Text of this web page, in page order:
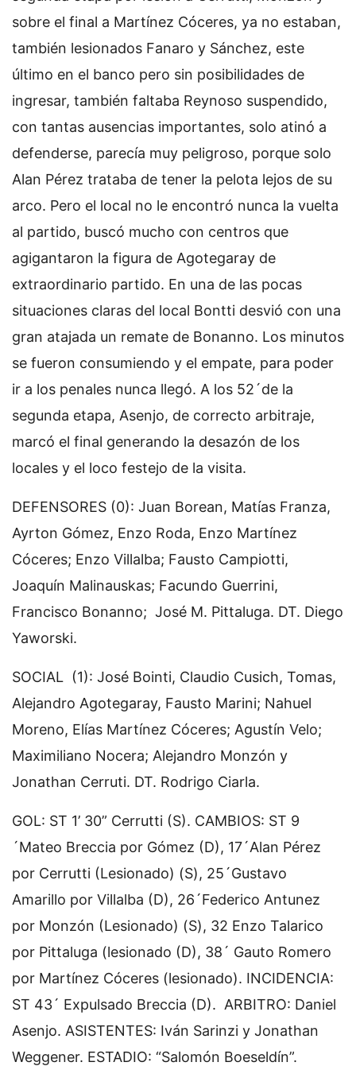
sobre el final a Martínez Cóceres, ya no estaban,
también lesionados Fanaro y Sánchez, este
último en el banco pero sin posibilidades de
ingresar, también faltaba Reynoso suspendido,
con tantas ausencias importantes, solo atinó a
defenderse, parecía muy peligroso, porque solo
Alan Pérez trataba de tener la pelota lejos de su
arco. Pero el local no le encontró nunca la vuelta
al partido, buscó mucho con centros que
agigantaron la figura de Agotegaray de
extraordinario partido. En una de las pocas
situaciones claras del local Bontti desvió con una
gran atajada un remate de Bonanno. Los minutos
se fueron consumiendo y el empate, para poder
ir a los penales nunca llegó. A los 52´de la
segunda etapa, Asenjo, de correcto arbitraje,
marcó el final generando la desazón de los
locales y el loco festejo de la visita.
DEFENSORES (0): Juan Borean, Matías Franza,
Ayrton Gómez, Enzo Roda, Enzo Martínez
Cóceres; Enzo Villalba; Fausto Campiotti,
Joaquín Malinauskas; Facundo Guerrini,
Francisco Bonanno; José M. Pittaluga. DT. Diego
Yaworski.
SOCIAL (1): José Bointi, Claudio Cusich, Tomas,
Alejandro Agotegaray, Fausto Marini; Nahuel
Moreno, Elías Martínez Cóceres; Agustín Velo;
Maximiliano Nocera; Alejandro Monzón y
Jonathan Cerruti. DT. Rodrigo Ciarla.
GOL: ST 1’ 30” Cerrutti (S). CAMBIOS: ST 9
´Mateo Breccia por Gómez (D), 17´Alan Pérez
por Cerrutti (Lesionado) (S), 25´Gustavo
Amarillo por Villalba (D), 26´Federico Antunez
por Monzón (Lesionado) (S), 32 Enzo Talarico
por Pittaluga (lesionado (D), 38´ Gauto Romero
por Martínez Cóceres (lesionado). INCIDENCIA:
ST 43´ Expulsado Breccia (D). ARBITRO: Daniel
Asenjo. ASISTENTES: Iván Sarinzi y Jonathan
Weggener. ESTADIO: “Salomón Boeseldín”.